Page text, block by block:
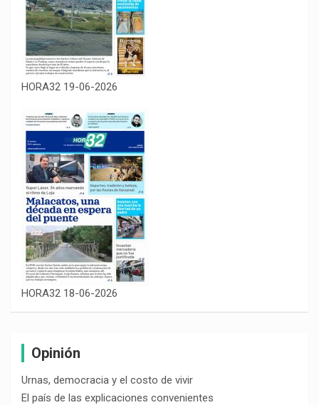
HORA32 19-06-2026
HORA32 18-06-2026
Opinión
Urnas, democracia y el costo de vivir
El país de las explicaciones convenientes